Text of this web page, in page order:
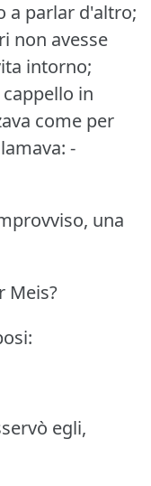
a parlar d'altro;
non avesse
intorno;
in
come per
-
una
Meis?
egli,